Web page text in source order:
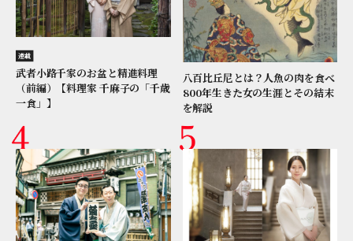
連載
武者小路千家のお盆と精進料理
（前編）【料理家 千麻子の「千歳
一食」】
八百比丘尼とは？人魚の肉を食べ
800年生きた女の生涯とその結末
を解説